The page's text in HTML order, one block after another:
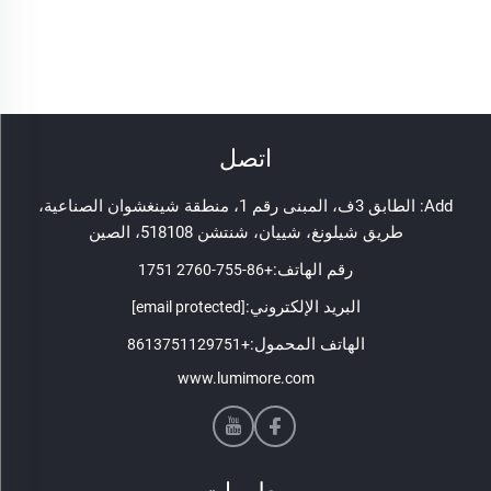
اتصل
Add: الطابق 3ف، المبنى رقم 1، منطقة شينغشوان الصناعية،
طريق شيلونغ، شييان، شنتشن 518108، الصين
رقم الهاتف:+86-755-2760 1751
البريد الإلكتروني:[email protected]
الهاتف المحمول:+8613751129751
www.lumimore.com